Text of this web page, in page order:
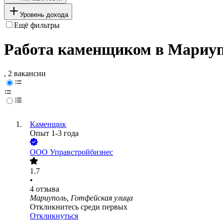
Уровень дохода
Ещё фильтры
Работа каменщиком в
, 2 вакансии
Каменщик
Опыт 1-3 года
ООО Управстройбизнес
1.7
•
4 отзыва
Мариуполь, Готфейская улица
Откликнитесь среди первых
Откликнуться